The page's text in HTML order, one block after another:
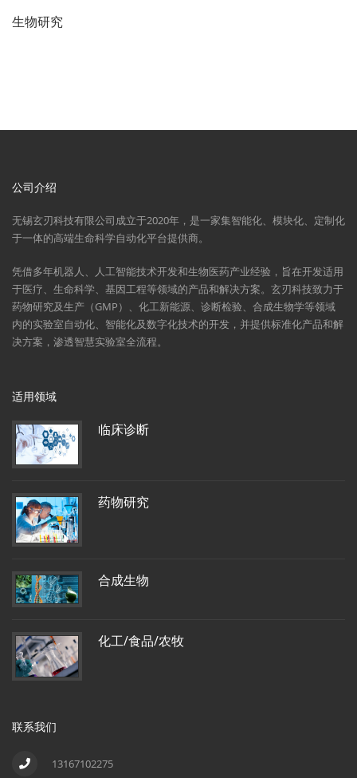
生物研究
公司介绍
无锡玄刃科技有限公司成立于2020年，是一家集智能化、模块化、定制化
于一体的高端生命科学自动化平台提供商。
凭借多年机器人、人工智能技术开发和生物医药产业经验，旨在开发适用
于医疗、生命科学、基因工程等领域的产品和解决方案。玄刃科技致力于
药物研究及生产（GMP）、化工新能源、诊断检验、合成生物学等领域
内的实验室自动化、智能化及数字化技术的开发，并提供标准化产品和解
决方案，渗透智慧实验室全流程。
适用领域
临床诊断
药物研究
合成生物
化工/食品/农牧
联系我们
13167102275